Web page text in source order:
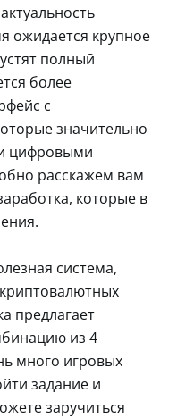
ожидается крупное
полный
более
с
значительно
цифровыми
расскажем вам
которые в
система,
предлагает
из 4
много игровых
задание и
заручиться